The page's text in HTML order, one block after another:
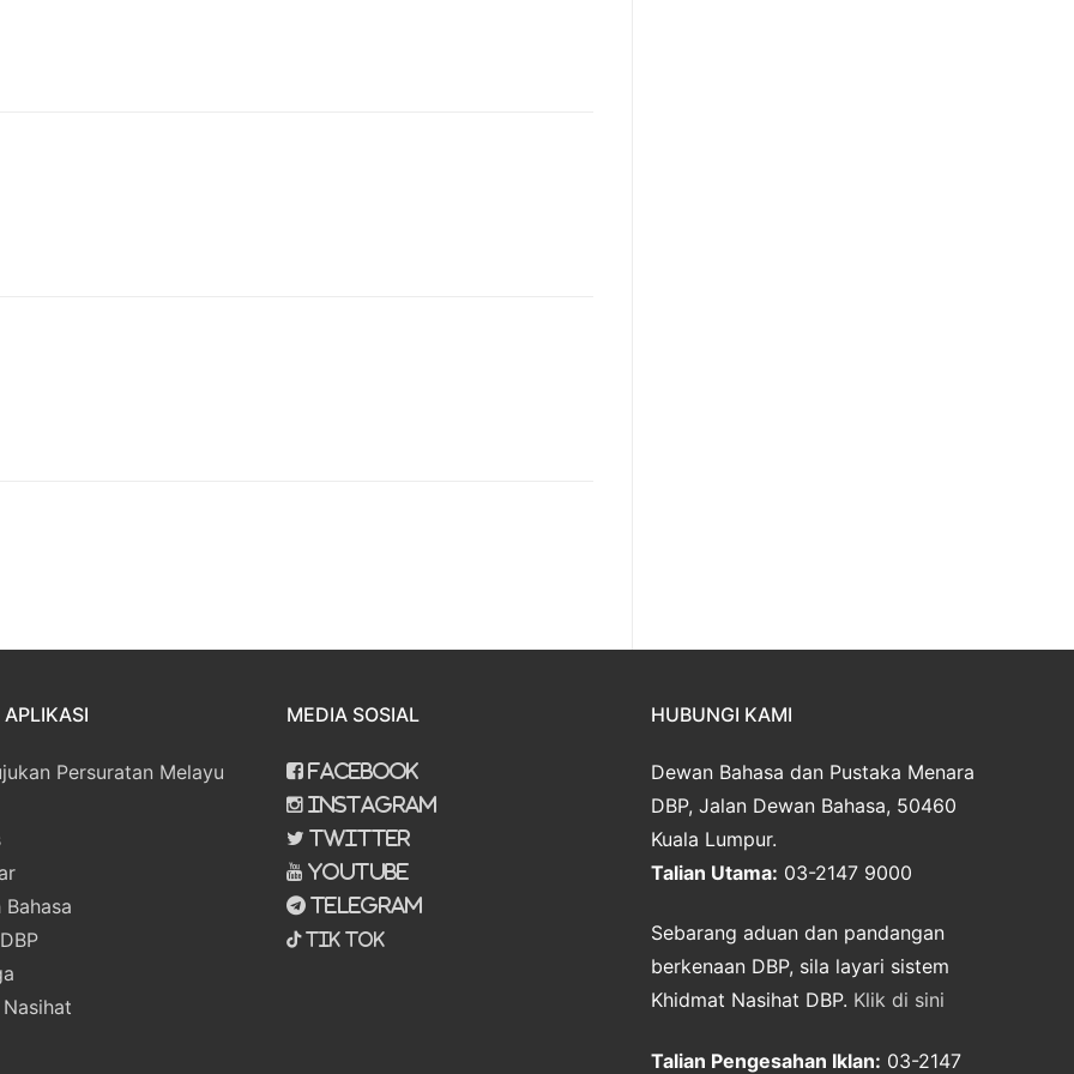
Persuratan Melayu
Bahasa
MEDIA SOSIAL
Facebook
Instagram
Twitter
Youtube
Telegram
Tik Tok
HUBUNGI KAMI
Dewan Bahasa dan Pustaka Menara
DBP, Jalan Dewan Bahasa, 50460
Kuala Lumpur.
Talian Utama: 03-2147 9000
Sebarang aduan dan pandangan
berkenaan DBP, sila layari sistem
Khidmat Nasihat DBP. Klik di sini
Talian Pengesahan Iklan: 03-2147